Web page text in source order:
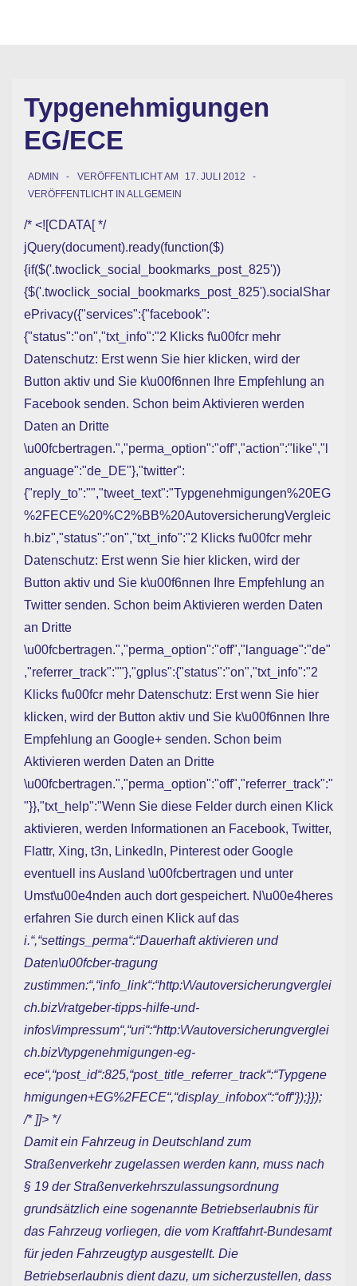
Typgenehmigungen
EG/ECE
ADMIN VERÖFFENTLICHT AM
17. JULI 2012
VERÖFFENTLICHT IN ALLGEMEIN
/* <![CDATA[ */
jQuery(document).ready(function($)
{if($('.twoclick_social_bookmarks_post_825'))
{$('.twoclick_social_bookmarks_post_825').socialShar
ePrivacy({"services":{"facebook":
{"status":"on","txt_info":"2 Klicks f\u00fcr mehr
Datenschutz: Erst wenn Sie hier klicken, wird der
Button aktiv und Sie k\u00f6nnen Ihre Empfehlung an
Facebook senden. Schon beim Aktivieren werden
Daten an Dritte
\u00fcbertragen.","perma_option":"off","action":"like","l
anguage":"de_DE"},"twitter":
{"reply_to":"","tweet_text":"Typgenehmigungen%20EG
%2FECE%20%C2%BB%20AutoversicherungVergleic
h.biz","status":"on","txt_info":"2 Klicks f\u00fcr mehr
Datenschutz: Erst wenn Sie hier klicken, wird der
Button aktiv und Sie k\u00f6nnen Ihre Empfehlung an
Twitter senden. Schon beim Aktivieren werden Daten
an Dritte
\u00fcbertragen.","perma_option":"off","language":"de"
,"referrer_track":""},"gplus":{"status":"on","txt_info":"2
Klicks f\u00fcr mehr Datenschutz: Erst wenn Sie hier
klicken, wird der Button aktiv und Sie k\u00f6nnen Ihre
Empfehlung an Google+ senden. Schon beim
Aktivieren werden Daten an Dritte
\u00fcbertragen.","perma_option":"off","referrer_track":"
"}},"txt_help":"Wenn Sie diese Felder durch einen Klick
aktivieren, werden Informationen an Facebook, Twitter,
Flattr, Xing, t3n, LinkedIn, Pinterest oder Google
eventuell ins Ausland \u00fcbertragen und unter
Umst\u00e4nden auch dort gespeichert. N\u00e4heres
erfahren Sie durch einen Klick auf das
i.“,“settings_perma“:“Dauerhaft aktivieren und
Daten\u00fcber-tragung
zustimmen:“,“info_link“:“http:\/\/autoversicherungverglei
ch.biz\/ratgeber-tipps-hilfe-und-
infos\/impressum“,“uri“:“http:\/\/autoversicherungverglei
ch.biz\/typgenehmigungen-eg-
ece“,“post_id“:825,“post_title_referrer_track“:“Typgene
hmigungen+EG%2FECE“,“display_infobox“:“off“});}});
/* ]]> */
Damit ein Fahrzeug in Deutschland zum
Straßenverkehr zugelassen werden kann, muss nach
§ 19 der Straßenverkehrszulassungsordnung
grundsätzlich eine sogenannte Betriebserlaubnis für
das Fahrzeug vorliegen, die vom Kraftfahrt-Bundesamt
für jeden Fahrzeugtyp ausgestellt. Die
Betriebserlaubnis dient dazu, um sicherzustellen, dass